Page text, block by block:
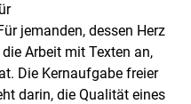
jemanden, dessen Herz
Arbeit mit Texten an,
Die Kernaufgabe freier
darin, die Qualität eines